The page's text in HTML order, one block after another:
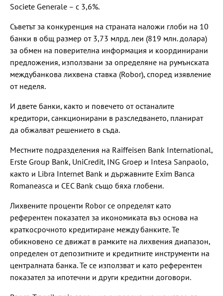
Societe Generale – с 3,6%.
Съветът за конкуренция на страната наложи глоби на 10
банки в общ размер от 3,73 млрд. леи (819 млн. долара)
за обмен на поверителна информация и координирани
предложения, използвани за определяне на румънската
междубанкова лихвена ставка (Robor), според изявление
от неделя.
И двете банки, както и повечето от останалите
кредитори, санкционирани в разследването, планират
да обжалват решението в съда.
Местните подразделения на Raiffeisen Bank International,
Erste Group Bank, UniCredit, ING Groep и Intesa Sanpaolo,
както и Libra Internet Bank и държавните Exim Banca
Romaneasca и CEC Bank също бяха глобени.
Лихвените проценти Robor се определят като
референтен показател за икономиката въз основа на
краткосрочното кредитиране между банките. Те
обикновено се движат в рамките на лихвения диапазон,
определен от депозитните и кредитните инструменти на
централната банка. Те се използват и като референтен
показател за ипотечни и други кредитни договори.